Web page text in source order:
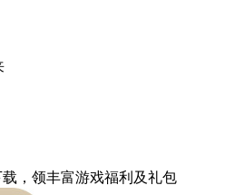
，领丰富游戏福利 及礼包